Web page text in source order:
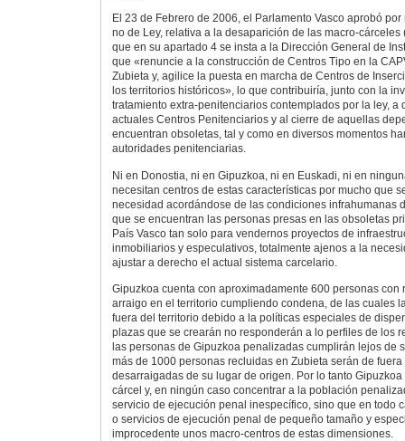
El 23 de Febrero de 2006, el Parlamento Vasco aprobó
no de Ley, relativa a la desaparición de las macro-cárceles
que en su apartado 4 se insta a la Dirección General de
que «renuncie a la construcción de Centros Tipo en la
Zubieta y, agilice la puesta en marcha de Centros de
los territorios históricos», lo que contribuiría, junto con la
tratamiento extra-penitenciarios contemplados por la ley, a
actuales Centros Penitenciarios y al cierre de aquellas
encuentran obsoletas, tal y como en diversos momentos
autoridades penitenciarias.
Ni en Donostia, ni en Gipuzkoa, ni en Euskadi, ni en
necesitan centros de estas características por mucho que
necesidad acordándose de las condiciones infrahumanas
que se encuentran las personas presas en las obsoletas
País Vasco tan solo para vendernos proyectos de
inmobiliarios y especulativos, totalmente ajenos a la
ajustar a derecho el actual sistema carcelario.
Gipuzkoa cuenta con aproximadamente 600 personas con
arraigo en el territorio cumpliendo condena, de las cuales
fuera del territorio debido a la políticas especiales de
plazas que se crearán no responderán a lo perfiles de los
las personas de Gipuzkoa penalizadas cumplirán lejos de
más de 1000 personas recluidas en Zubieta serán de
desarraigadas de su lugar de origen. Por lo tanto
cárcel y, en ningún caso concentrar a la población
servicio de ejecución penal inespecífico, sino que en todo
o servicios de ejecución penal de pequeño tamaño y
improcedente unos macro-centros de estas dimensiones.